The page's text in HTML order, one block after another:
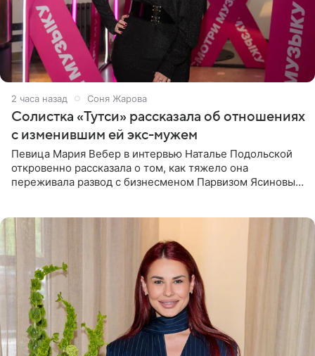
2 часа назад Соня Жарова
Солистка «Тутси» рассказала об отношениях
с изменившим ей экс-мужем
Певица Мария Вебер в интервью Наталье Подольской
откровенно рассказала о том, как тяжело она
переживала развод с бизнесменом Парвизом Ясиновым.